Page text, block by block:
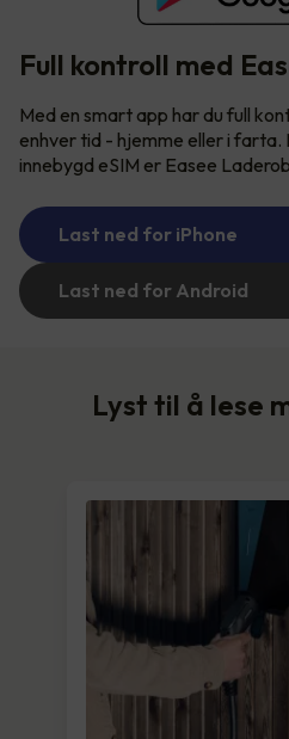
Full kontroll med
Med en smart app har du full
enhver tid - hjemme eller i
innebygd eSIM er Easee
Last ned for iPhone
Last ned for Android
Lyst til å lese